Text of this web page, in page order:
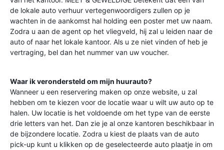
de lokale auto verhuur vertegenwoordigers zullen op je
wachten in de aankomst hal holding een poster met uw naam.
Zodra u aan de agent op het vliegveld, hij zal u leiden naar de
auto of naar het lokale kantoor. Als u ze niet vinden of heb je
vertraging, bel dan het nummer van uw voucher.
Waar ik verondersteld om mijn huurauto?
Wanneer u een reservering maken op onze website, u zal
hebben om te kiezen voor de locatie waar u wilt uw auto op te
halen. Uw locatie is het voldoende om het type van de eerste
drie letters van het. Dan zie je al onze kantoren beschikbaar in
de bijzondere locatie. Zodra u kiest de plaats van de auto
pick-up kunt u klikken op de geselecteerde auto plaatje in om